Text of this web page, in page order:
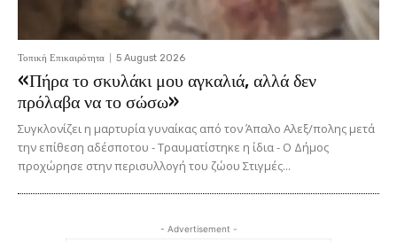
Τοπική Επικαιρότητα 5 August 2026
«Πήρα το σκυλάκι μου αγκαλιά, αλλά δεν
πρόλαβα να το σώσω»
Συγκλονίζει η μαρτυρία γυναίκας από τον Άπαλο Αλεξ/πολης μετά
την επίθεση αδέσποτου - Τραυματίστηκε η ίδια - Ο Δήμος
προχώρησε στην περισυλλογή του ζώου Στιγμές...
- Advertisement -